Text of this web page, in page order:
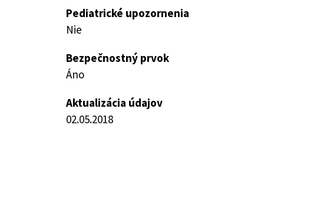
Pediatrické upozornenia
Nie
Bezpečnostný prvok
Áno
Aktualizácia údajov
02.05.2018